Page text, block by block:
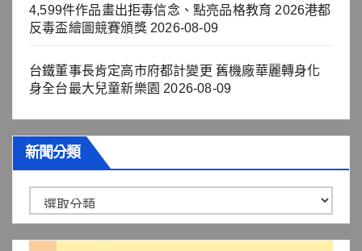
4,599件作品畫出拒毒信念、點亮品格教育 2026港都
反毒盃繪圖競賽頒獎 2026-08-09
台鐵董事長肯定高市府都計變更 舊機廠華麗轉身化
身全台最大兒童新樂園 2026-08-09
新聞分類
聞